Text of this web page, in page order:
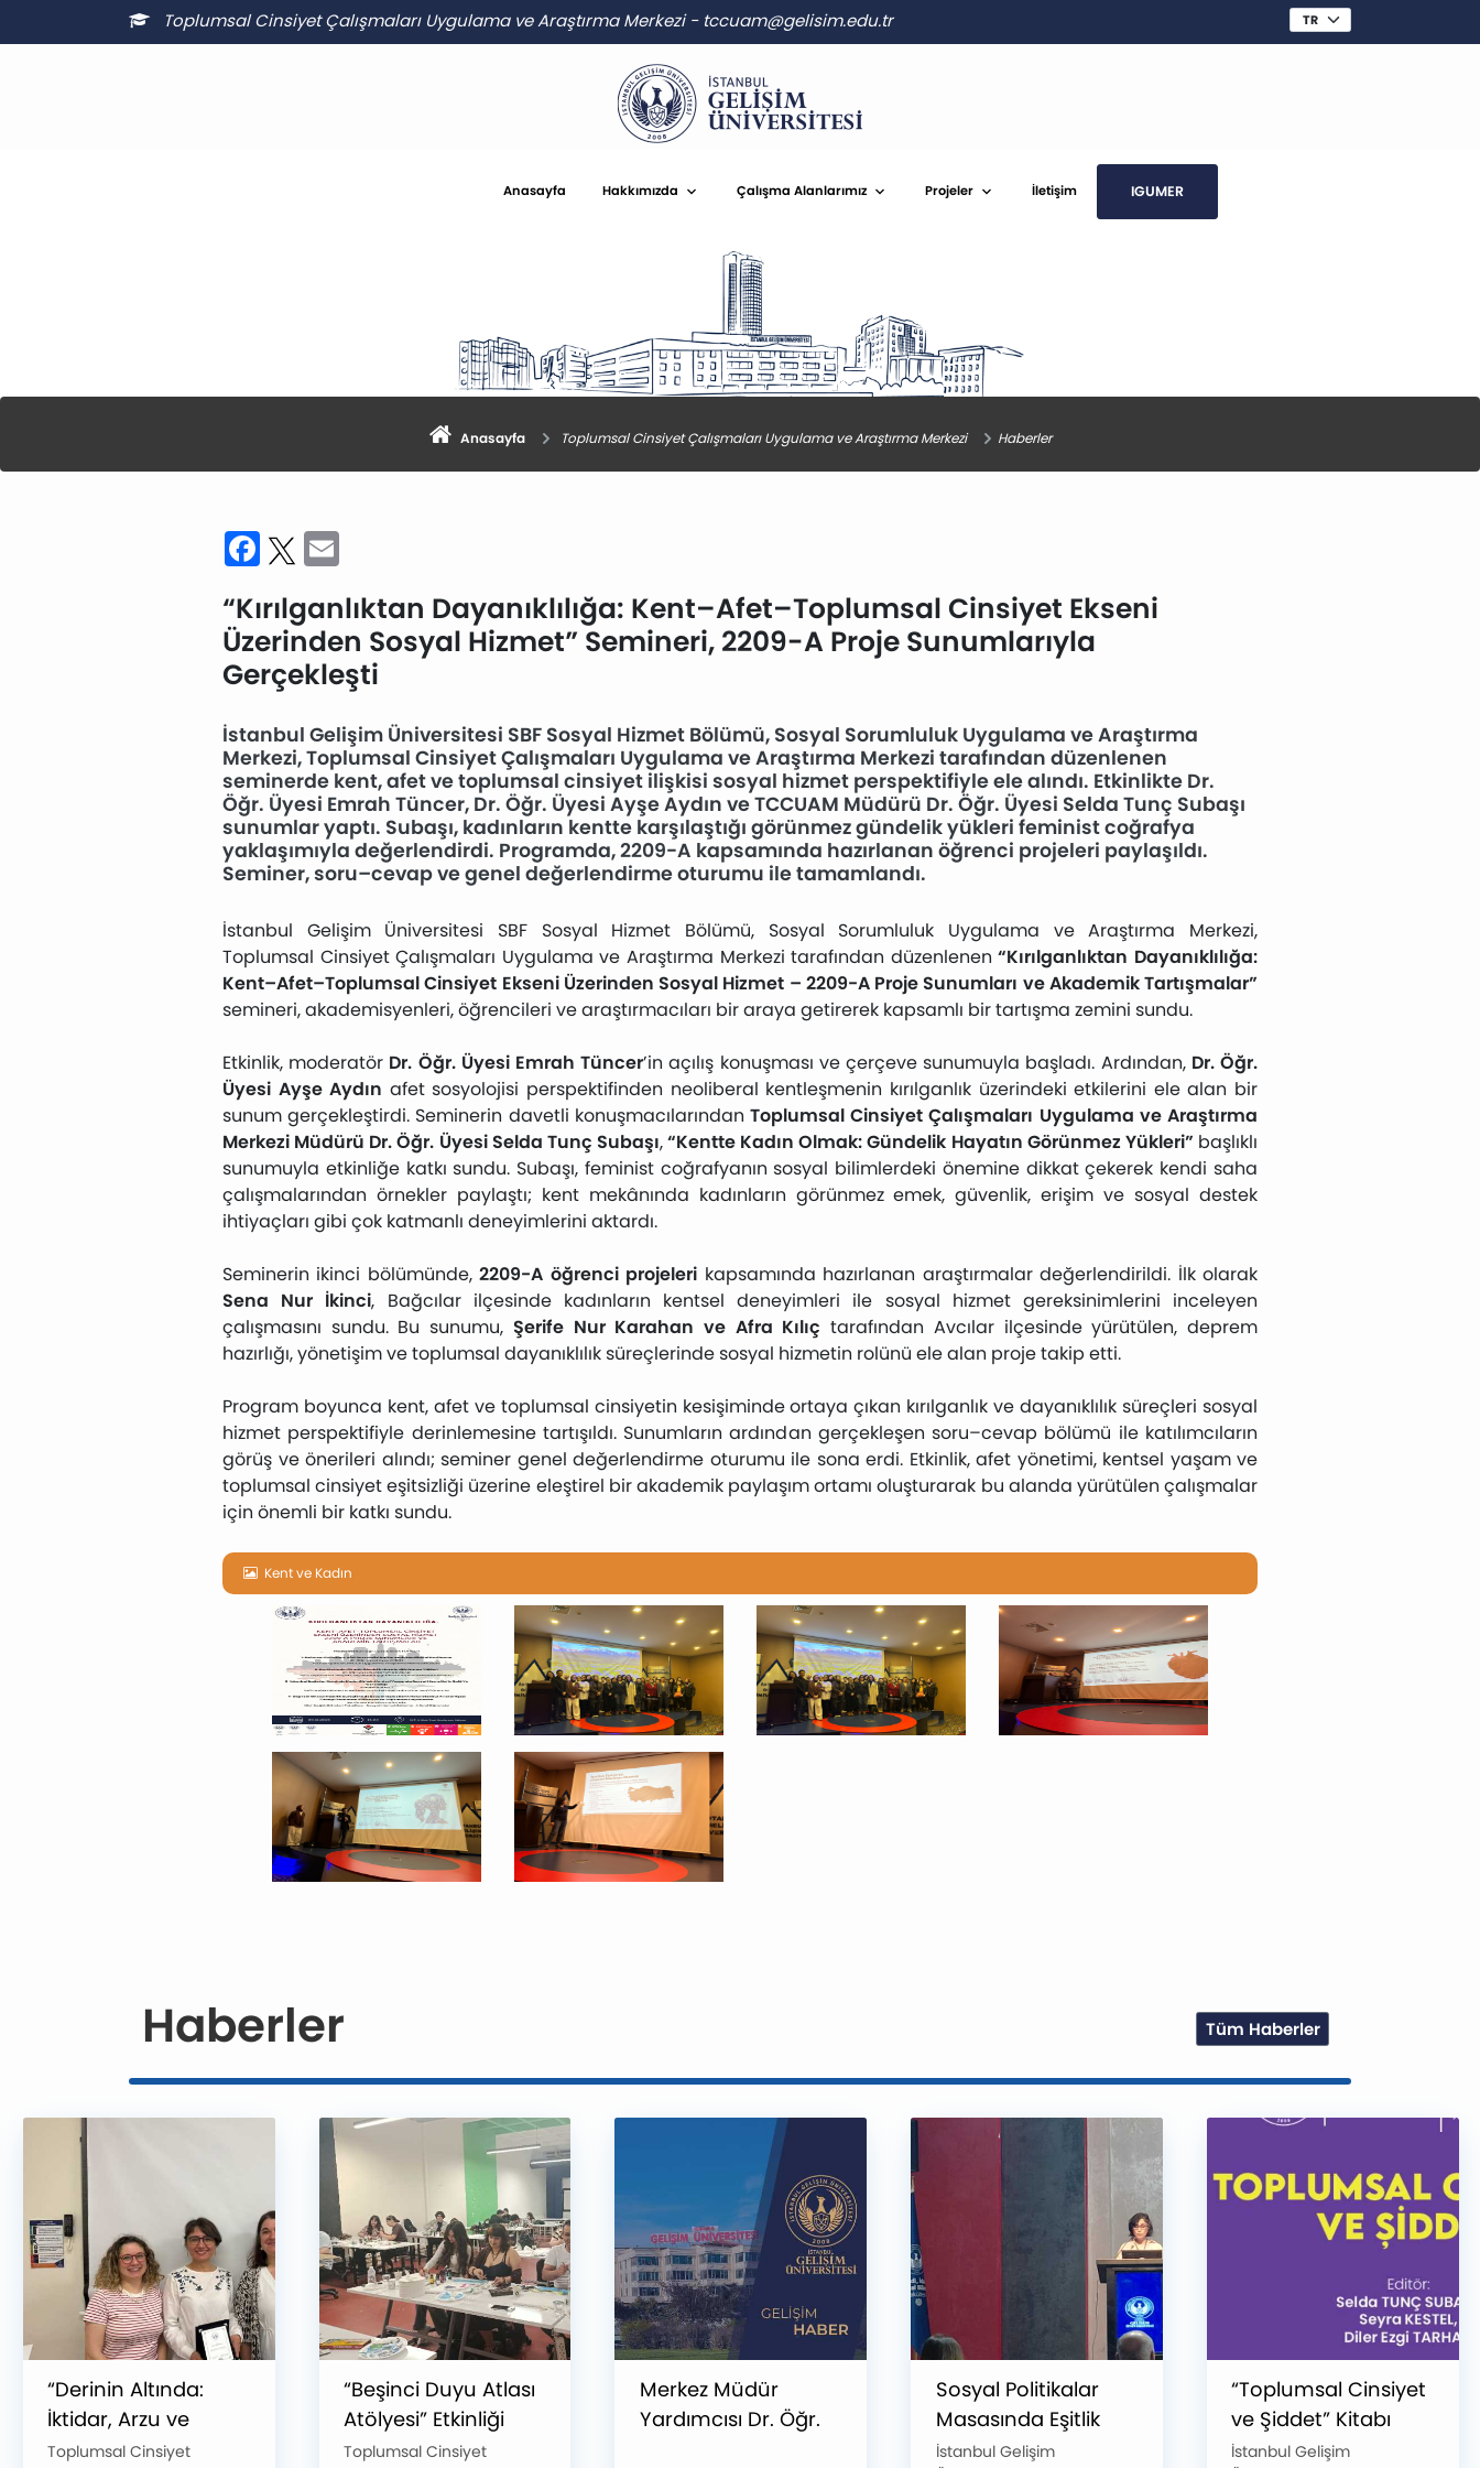
Toplumsal Cinsiyet Çalışmaları Uygulama ve Araştırma Merkezi- tccuam@gelisim.edu.tr
Anasayfa Hakkımızda Çalışma Alanlarımız Projeler İletişim IGUMER
Anasayfa Toplumsal Cinsiyet Çalışmaları Uygulama ve Araştırma Merkezi Haberler
Facebook
Twitter
“Kırılganlıktan Dayanıklılığa: Kent–Afet–Toplumsal Cinsiyet Ekseni
Üzerinden Sosyal Hizmet” Semineri, 2209-A Proje Sunumlarıyla
Gerçekleşti
İstanbul Gelişim Üniversitesi SBF Sosyal Hizmet Bölümü, Sosyal Sorumluluk Uygulama ve Araştırma
Merkezi, Toplumsal Cinsiyet Çalışmaları Uygulama ve Araştırma Merkezi tarafından düzenlenen
seminerde kent, afet ve toplumsal cinsiyet ilişkisi sosyal hizmet perspektifiyle ele alındı. Etkinlikte Dr.
Öğr. Üyesi Emrah Tüncer, Dr. Öğr. Üyesi Ayşe Aydın ve TCCUAM Müdürü Dr. Öğr. Üyesi Selda Tunç Subaşı
sunumlar yaptı. Subaşı, kadınların kentte karşılaştığı görünmez gündelik yükleri feminist coğrafya
yaklaşımıyla değerlendirdi. Programda, 2209-A kapsamında hazırlanan öğrenci projeleri paylaşıldı.
Seminer, soru–cevap ve genel değerlendirme oturumu ile tamamlandı.
İstanbul Gelişim Üniversitesi SBF Sosyal Hizmet Bölümü, Sosyal Sorumluluk Uygulama ve Araştırma Merkezi,
Toplumsal Cinsiyet Çalışmaları Uygulama ve Araştırma Merkezi tarafından düzenlenen“Kırılganlıktan Dayanıklılığa:
Kent–Afet–Toplumsal Cinsiyet Ekseni Üzerinden Sosyal Hizmet – 2209-A Proje Sunumları ve Akademik Tartışmalar”
semineri, akademisyenleri, öğrencileri ve araştırmacıları bir araya getirerek kapsamlı bir tartışma zemini sundu.
Etkinlik, moderatör Dr. Öğr. Üyesi Emrah Tüncer’in açılış konuşması ve çerçeve sunumuyla başladı. Ardından, Dr. Öğr.
Üyesi Ayşe Aydın afet sosyolojisi perspektifinden neoliberal kentleşmenin kırılganlık üzerindeki etkilerini ele alan bir
sunum gerçekleştirdi. Seminerin davetli konuşmacılarından Toplumsal Cinsiyet Çalışmaları Uygulama ve Araştırma
Merkezi Müdürü Dr. Öğr. Üyesi Selda Tunç Subaşı,“Kentte Kadın Olmak: Gündelik Hayatın Görünmez Yükleri” başlıklı
sunumuyla etkinliğe katkı sundu. Subaşı, feminist coğrafyanın sosyal bilimlerdeki önemine dikkat çekerek kendi saha
çalışmalarından örnekler paylaştı; kent mekânında kadınların görünmez emek, güvenlik, erişim ve sosyal destek
ihtiyaçları gibi çok katmanlı deneyimlerini aktardı.
Seminerin ikinci bölümünde,2209-A öğrenci projeleri kapsamında hazırlanan araştırmalar değerlendirildi. İlk olarak
Sena Nur İkinci, Bağcılar ilçesinde kadınların kentsel deneyimleri ile sosyal hizmet gereksinimlerini inceleyen
çalışmasını sundu. Bu sunumu, Şerife Nur Karahan ve Afra Kılıç tarafından Avcılar ilçesinde yürütülen, deprem
hazırlığı, yönetişim ve toplumsal dayanıklılık süreçlerinde sosyal hizmetin rolünü ele alan proje takip etti.
Program boyunca kent, afet ve toplumsal cinsiyetin kesişiminde ortaya çıkan kırılganlık ve dayanıklılık süreçleri sosyal
hizmet perspektifiyle derinlemesine tartışıldı. Sunumların ardından gerçekleşen soru–cevap bölümü ile katılımcıların
görüş ve önerileri alındı; seminer genel değerlendirme oturumu ile sona erdi. Etkinlik, afet yönetimi, kentsel yaşam ve
toplumsal cinsiyet eşitsizliği üzerine eleştirel bir akademik paylaşım ortamı oluşturarak bu alanda yürütülen çalışmalar
için önemli bir katkı sundu.
Kent ve Kadın
Haberler Tüm Haberler
“Derinin Altında:
İktidar, Arzu ve
Direniş” Etkinliği
Toplumsal Cinsiyet
“Beşinci Duyu Atlası
Atölyesi” Etkinliği
Gerçekleştirildi
Toplumsal Cinsiyet
Merkez Müdür
Yardımcısı Dr. Öğr.
Sosyal Politikalar
Masasında Eşitlik
Odaklı Proje Önerisi
İstanbul Gelişim
“Toplumsal Cinsiyet
ve Şiddet” Kitabı
Yayımlandı
İstanbul Gelişim